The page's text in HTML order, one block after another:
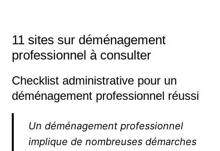
11 sites sur déménagement
professionnel à consulter
Checklist administrative pour un
déménagement professionnel réussi
Un déménagement professionnel
implique de nombreuses démarches